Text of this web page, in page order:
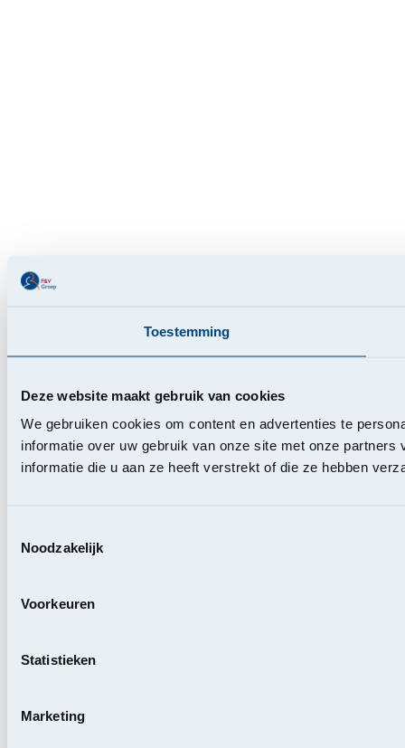
Toestemming
Deze website maakt gebruik van cookies
We gebruiken cookies om content en advertenties te
informatie over uw gebruik van onze site met onze
informatie die u aan ze heeft verstrekt of die ze hebben
Noodzakelijk
Voorkeuren
Statistieken
Marketing